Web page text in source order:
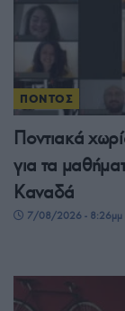
ΠΟΝΤΟΣ
Ποντιακά
για τα
Καναδά
7/08/2026 - 8:26μμ